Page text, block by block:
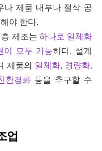
나 제품 내부나 절삭 공
야 한다.
제조는 하나로 일체화
이 모두 가능하다. 설계
제품의 일체화, 경량화,
환경화등을 추구할 수
업